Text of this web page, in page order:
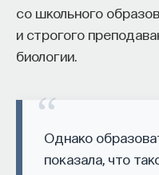
со школьного
и строгого
биологии.
Однако
показала, что